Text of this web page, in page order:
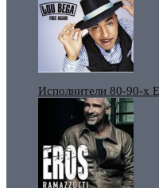
Исполнители 80-90-х